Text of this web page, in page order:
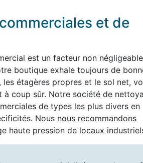
et de
est un facteur non négligeable
boutique exhale toujours de
étagères propres et le sol net,
coup sûr. Notre société de
de types les plus divers en
Nous nous recommandons
haute pression de locaux